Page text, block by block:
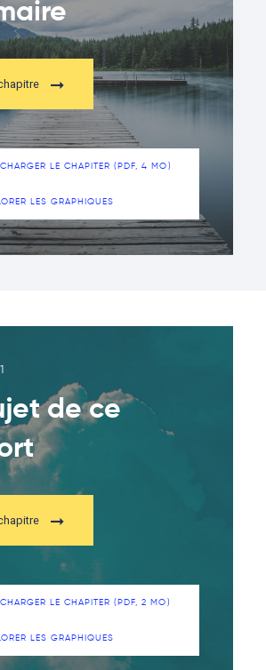
LE CHAPITER (PDF, 4 MO)
LES GRAPHIQUES
de ce
LE CHAPITER (PDF, 2 MO)
LES GRAPHIQUES